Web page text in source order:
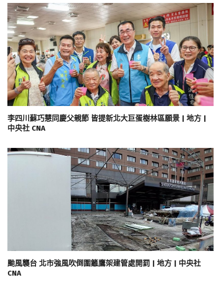
李四川蘇巧慧同慶父親節 皆提新北大巨蛋樹林區願景 | 地方 |
中央社 CNA
颱風襲台 北市強風吹倒圍籬鷹架建管處開罰 | 地方 | 中央社
CNA